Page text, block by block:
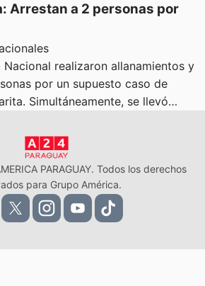
Arrestan a 2 personas por
realizaron allanamientos y
por un supuesto caso de
Simultáneamente, se llevó…
PARAGUAY. Todos los derechos
para Grupo América.